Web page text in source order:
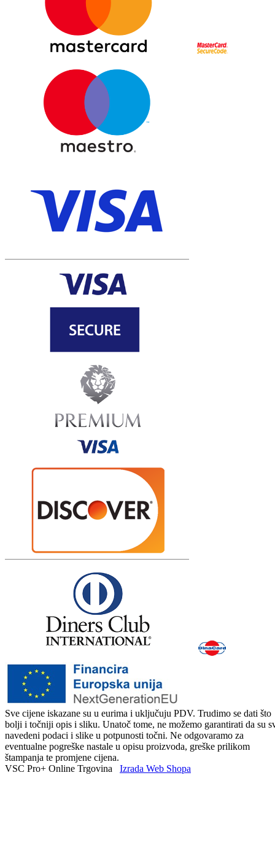
Sve cijene iskazane su u eurima i uključuju PDV. Trudimo se dati što
bolji i točniji opis i sliku. Unatoč tome, ne možemo garantirati da su
navedeni podaci i slike u potpunosti točni. Ne odgovaramo za
eventualne pogreške nastale u opisu proizvoda, greške prilikom
štampanja te promjene cijena.
VSC Pro+ Online Trgovina Izrada Web Shopa